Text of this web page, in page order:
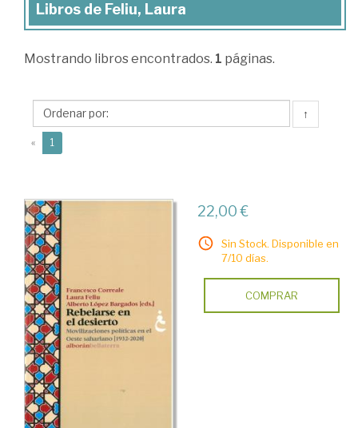
Libros
Feliu,
Libros de Feliu, Laura
Mostrando libros encontrados. 1 páginas.
↑
« 1
22,00 €
Sin Stock. Disponible en
7/10 días.
COMPRAR